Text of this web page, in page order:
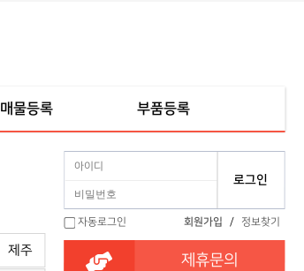
매물등록 부품등록
제주
자동로그인 회원가입 / 정보찾기
제휴문의